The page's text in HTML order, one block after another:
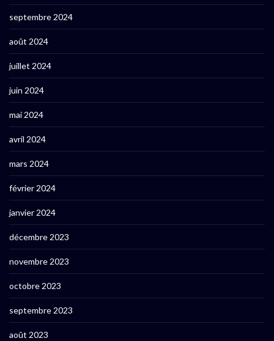
septembre 2024
août 2024
juillet 2024
juin 2024
mai 2024
avril 2024
mars 2024
février 2024
janvier 2024
décembre 2023
novembre 2023
octobre 2023
septembre 2023
août 2023